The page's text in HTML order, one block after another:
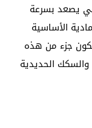
يصعد بسرعة
الأساسية
جزء من هذه
والسكك الحديدية